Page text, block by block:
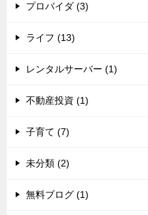
プロバイダ (3)
ライフ (13)
レンタルサーバー (1)
不動産投資 (1)
子育て (7)
未分類 (2)
無料ブログ (1)